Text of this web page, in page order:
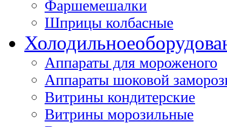
Фаршемешалки
Шприцы колбасные
Холодильное
Аппараты для мороженого
Аппараты шоковой
Витрины кондитерские
Витрины морозильные